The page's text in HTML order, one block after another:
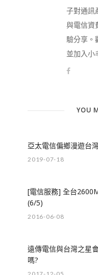
子對通訊
與電信資
驗分享。
並加入小
YOU
亞太電信偏鄉漫遊台
2019-07-18
[電信服務] 全台
(6/5)
2016-06-08
遠傳電信與台灣之星
嗎?